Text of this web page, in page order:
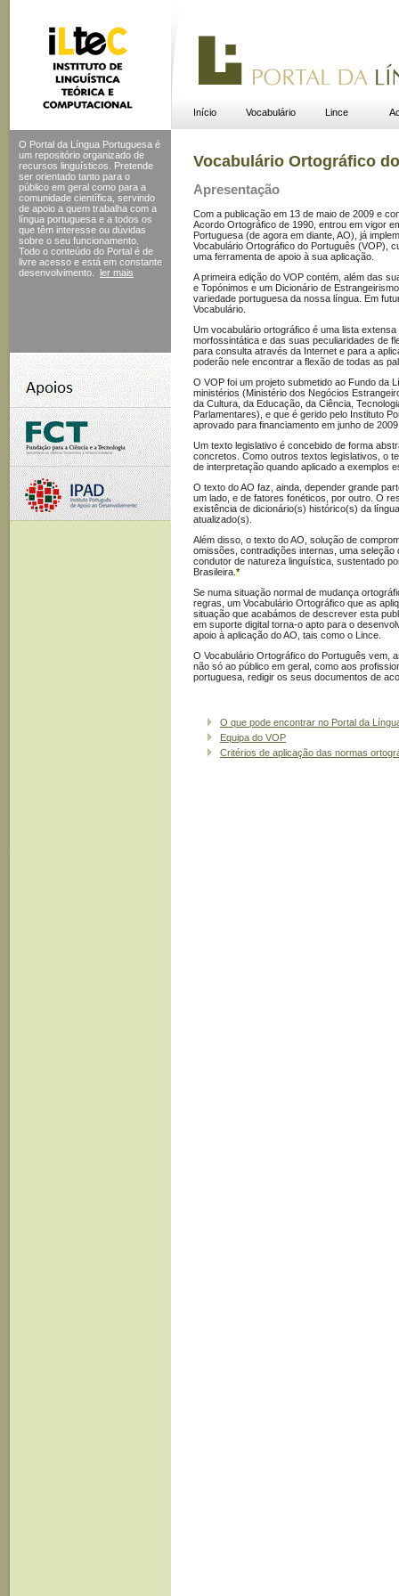
Início Vocabulário Lince
O Portal da Língua Portuguesa é
um repositório organizado de
recursos linguísticos. Pretende
ser orientado tanto para o
público em geral como para a
comunidade científica, servindo
de apoio a quem trabalha com a
língua portuguesa e a todos os
que têm interesse ou dúvidas
sobre o seu funcionamento.
Todo o conteúdo do Portal é de
livre acesso e está em constante
desenvolvimento.
ler mais
Vocabulário Ortográfico
Apresentação
Com a publicação em 13 de maio de 2009 e
Acordo Ortográfico de 1990, entrou em vigor
Portuguesa (de agora em diante, AO), já
Vocabulário Ortográfico do Português (VOP),
uma ferramenta de apoio à sua aplicação.
A primeira edição do VOP contém, além das
e Topónimos e um Dicionário de
variedade portuguesa da nossa língua. Em
Vocabulário.
Um vocabulário ortográfico é uma lista
morfossintática e das suas peculiaridades de
para consulta através da Internet e para a
poderão nele encontrar a flexão de todas as
O VOP foi um projeto submetido ao Fundo da
ministérios (Ministério dos Negócios
da Cultura, da Educação, da Ciência,
Parlamentares), e que é gerido pelo Instituto
aprovado para financiamento em junho de
Um texto legislativo é concebido de forma
concretos. Como outros textos legislativos, o
de interpretação quando aplicado a exemplos
O texto do AO faz, ainda, depender grande
um lado, e de fatores fonéticos, por outro. O
existência de dicionário(s) histórico(s) da
atualizado(s).
Além disso, o texto do AO, solução de
omissões, contradições internas, uma
condutor de natureza linguística, sustentado
Brasileira. *
Se numa situação normal de mudança
regras, um Vocabulário Ortográfico que as
situação que acabámos de descrever esta
em suporte digital torna-o apto para o
apoio à aplicação do AO, tais como o Lince.
O Vocabulário Ortográfico do Português vem,
não só ao público em geral, como aos
portuguesa, redigir os seus documentos de
O que pode encontrar no Portal da
Equipa do VOP
Critérios de aplicação das normas